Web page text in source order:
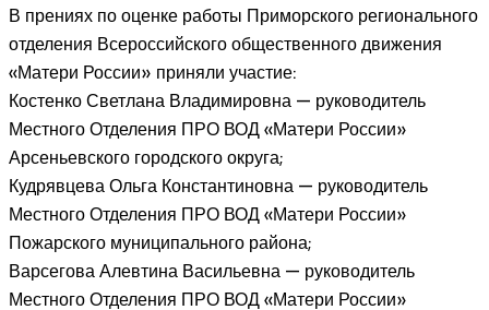
В прениях по оценке работы Приморского регионального
отделения Всероссийского общественного движения
«Матери России» приняли участие:
Костенко Светлана Владимировна — руководитель
Местного Отделения ПРО ВОД «Матери России»
Арсеньевского городского округа;
Кудрявцева Ольга Константиновна — руководитель
Местного Отделения ПРО ВОД «Матери России»
Пожарского муниципального района;
Варсегова Алевтина Васильевна — руководитель
Местного Отделения ПРО ВОД «Матери России»